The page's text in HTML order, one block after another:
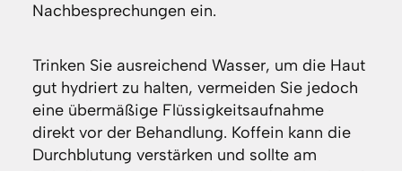
Nachbesprechungen ein.
Trinken Sie ausreichend Wasser, um die Haut
gut hydriert zu halten, vermeiden Sie jedoch
eine übermäßige Flüssigkeitsaufnahme
direkt vor der Behandlung. Koffein kann die
Durchblutung verstärken und sollte am